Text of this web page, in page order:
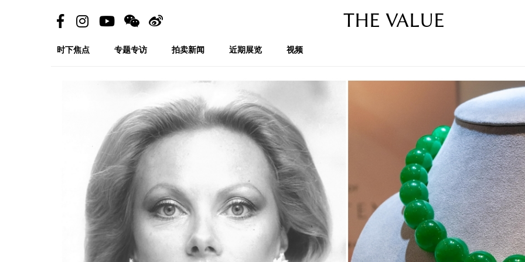
THE VALUE
时下焦点 专题专访 拍卖新闻 近期展览 视频